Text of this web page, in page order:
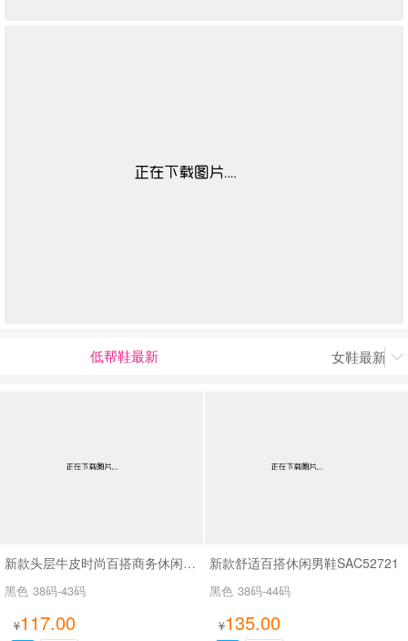
低帮鞋最新 女鞋最新上

新款头层牛皮时尚百搭商务休闲男鞋SA61317
黑色 38码-43码
¥117.00
新款舒适百搭休闲男鞋SAC52721
黑色 38码-44码
¥135.00